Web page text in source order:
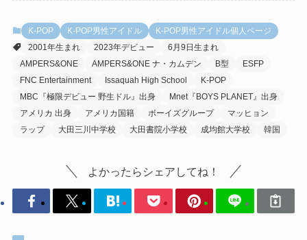
K-POP K-POP男性アイドル
K-POP男性アイドル個人ページ
2001年生まれ
2023年デビュー
6月9日生まれ
AMPERS&ONE
AMPERS&ONE ナ・カムデン B型
ESFP
FNC Entertainment
Issaquah High School
K-POP
MBC『極限デビュー 野生ドル』出身
Mnet『BOYS PLANET』出身
アメリカ 出身
アメリカ国籍 ボーイズグループ
マッヒョン
ラップ
大田三川中学校 大田書院小学校 成均館大学校 韓国
よかったらシェアしてね！